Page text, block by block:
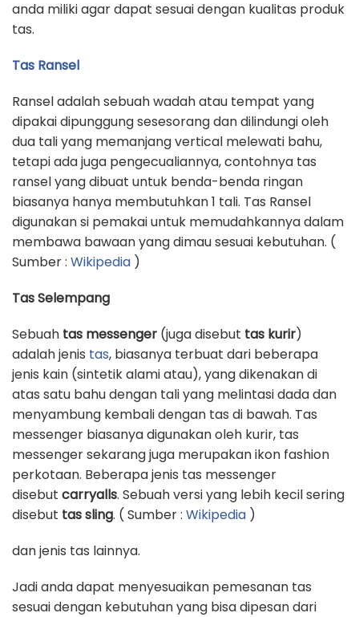
anda miliki agar dapat sesuai dengan kualitas produk
tas.
Tas Ransel
Ransel adalah sebuah wadah atau tempat yang
dipakai dipunggung sesesorang dan dilindungi oleh
dua tali yang memanjang vertical melewati bahu,
tetapi ada juga pengecualiannya, contohnya tas
ransel yang dibuat untuk benda-benda ringan
biasanya hanya membutuhkan 1 tali. Tas Ransel
digunakan si pemakai untuk memudahkannya dalam
membawa bawaan yang dimau sesuai kebutuhan. (
Sumber : Wikipedia )
Tas Selempang
Sebuah tas messenger (juga disebut tas kurir)
adalah jenis tas, biasanya terbuat dari beberapa
jenis kain (sintetik alami atau), yang dikenakan di
atas satu bahu dengan tali yang melintasi dada dan
menyambung kembali dengan tas di bawah. Tas
messenger biasanya digunakan oleh kurir, tas
messenger sekarang juga merupakan ikon fashion
perkotaan. Beberapa jenis tas messenger
disebut carryalls. Sebuah versi yang lebih kecil sering
disebut tas sling. ( Sumber : Wikipedia )
dan jenis tas lainnya.
Jadi anda dapat menyesuaikan pemesanan tas
sesuai dengan kebutuhan yang bisa dipesan dari